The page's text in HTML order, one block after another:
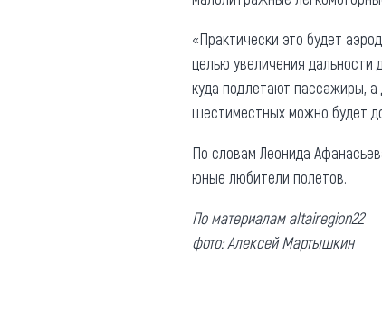
«Практически это будет
целью увеличения дальности
куда подлетают пассажиры, а
шестиместных можно будет
По словам Леонида
юные любители полетов.
По материалам altairegion22
фото: Алексей Мартышкин